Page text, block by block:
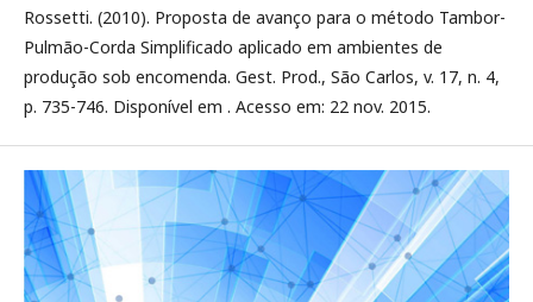
Rossetti. (2010). Proposta de avanço para o método Tambor-
Pulmão-Corda Simplificado aplicado em ambientes de
produção sob encomenda. Gest. Prod., São Carlos, v. 17, n. 4,
p. 735-746. Disponível em . Acesso em: 22 nov. 2015.